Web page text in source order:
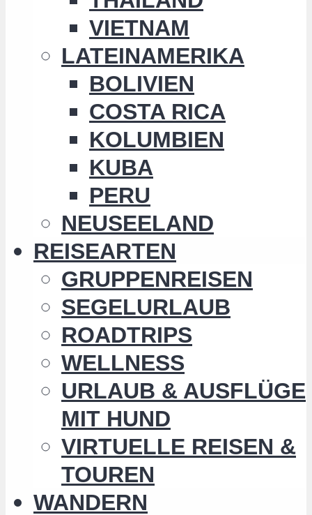
VIETNAM
LATEINAMERIKA
BOLIVIEN
COSTA RICA
KOLUMBIEN
KUBA
PERU
NEUSEELAND
REISEARTEN
GRUPPENREISEN
SEGELURLAUB
ROADTRIPS
WELLNESS
URLAUB & AUSFLÜGE
MIT HUND
VIRTUELLE REISEN &
TOUREN
WANDERN